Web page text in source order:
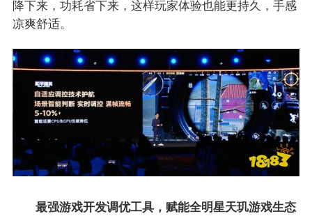
降下来，功耗省下来，这样玩家体验也能更持久，手感
凉爽舒适。
最强游戏开发调优工具，赋能全明星天玑游戏生态